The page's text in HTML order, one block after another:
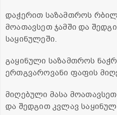
დაჭერით საზამთროს
მოათავსეთ ჯამში და
საყინულეში.
გაყინული საზამთროს
ერთგვაროვანი ფაფის
მიღებული მასა
და შედგით კვლავ